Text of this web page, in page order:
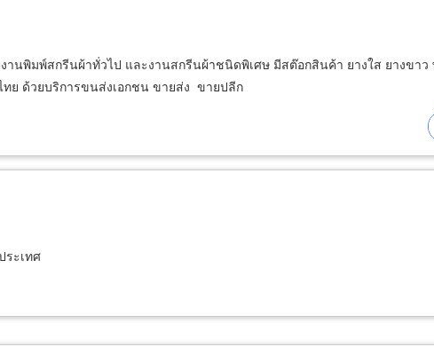
นพิมพ์สกรีนผ้าทั่วไป และงานสกรีนผ้าชนิดพิเศษ มีสต๊อกสินค้า ยางใส ยางขา
ย ด้วยบริการขนส่งเอกชน ขายส่ง ขายปลีก
ระเทศ